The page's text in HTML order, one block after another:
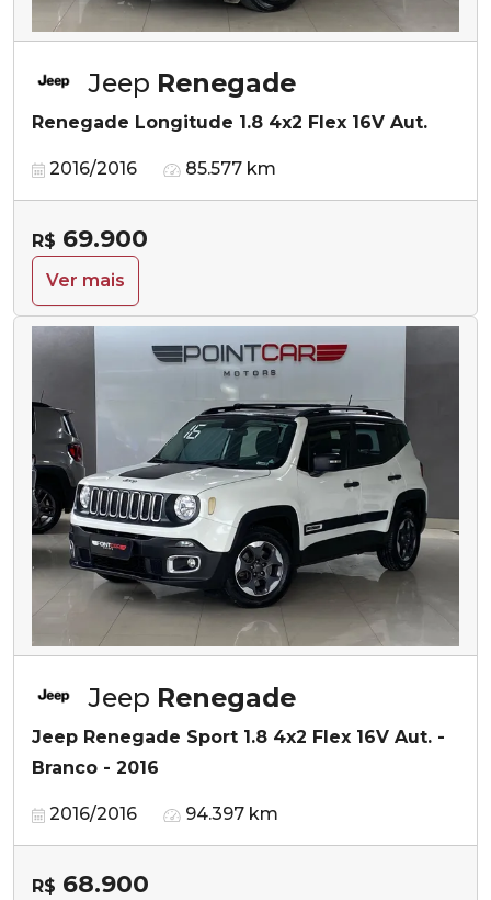
Jeep Renegade
Renegade Longitude 1.8 4x2 Flex 16V Aut.
2016/2016 85.577 km
R$ 69.900
Ver mais
Jeep Renegade
Jeep Renegade Sport 1.8 4x2 Flex 16V Aut. -
Branco - 2016
2016/2016 94.397 km
R$ 68.900